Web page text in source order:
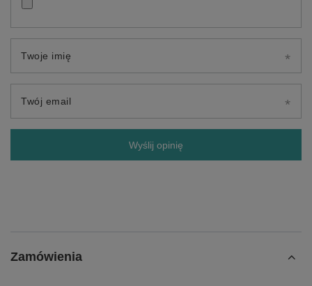
Twoje imię
Twój email
Wyślij opinię
Zamówienia